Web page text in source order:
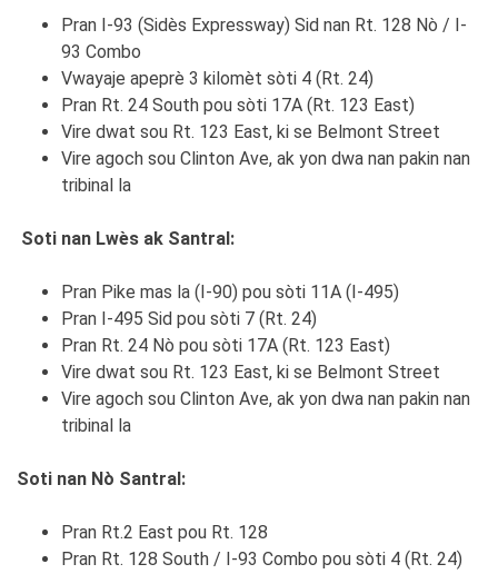
Pran I-93 (Sidès Expressway) Sid nan Rt. 128 Nò / I-
93 Combo
Vwayaje apeprè 3 kilomèt sòti 4 (Rt. 24)
Pran Rt. 24 South pou sòti 17A (Rt. 123 East)
Vire dwat sou Rt. 123 East, ki se Belmont Street
Vire agoch sou Clinton Ave, ak yon dwa nan pakin nan
tribinal la
Soti nan Lwès ak Santral:
Pran Pike mas la (I-90) pou sòti 11A (I-495)
Pran I-495 Sid pou sòti 7 (Rt. 24)
Pran Rt. 24 Nò pou sòti 17A (Rt. 123 East)
Vire dwat sou Rt. 123 East, ki se Belmont Street
Vire agoch sou Clinton Ave, ak yon dwa nan pakin nan
tribinal la
Soti nan Nò Santral:
Pran Rt.2 East pou Rt. 128
Pran Rt. 128 South / I-93 Combo pou sòti 4 (Rt. 24)